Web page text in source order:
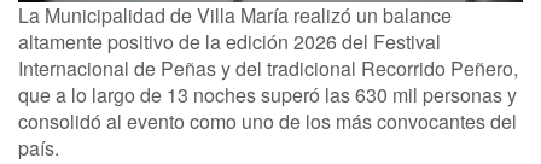
La Municipalidad de Villa María realizó un balance
altamente positivo de la edición 2026 del Festival
Internacional de Peñas y del tradicional Recorrido Peñero,
que a lo largo de 13 noches superó las 630 mil personas y
consolidó al evento como uno de los más convocantes del
país.